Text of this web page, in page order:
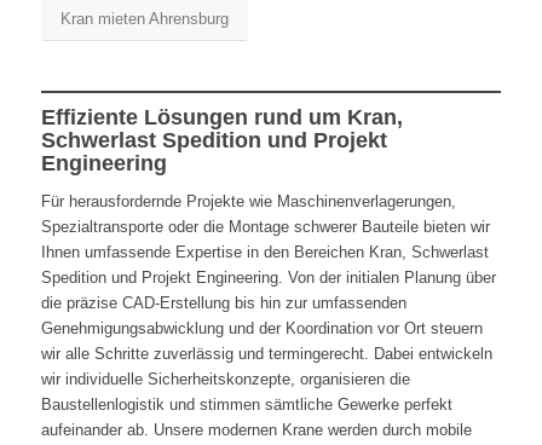
Kran mieten Ahrensburg
Effiziente Lösungen rund um Kran,
Schwerlast Spedition und Projekt
Engineering
Für herausfordernde Projekte wie Maschinenverlagerungen,
Spezialtransporte oder die Montage schwerer Bauteile bieten wir
Ihnen umfassende Expertise in den Bereichen Kran, Schwerlast
Spedition und Projekt Engineering. Von der initialen Planung über
die präzise CAD-Erstellung bis hin zur umfassenden
Genehmigungsabwicklung und der Koordination vor Ort steuern
wir alle Schritte zuverlässig und termingerecht. Dabei entwickeln
wir individuelle Sicherheitskonzepte, organisieren die
Baustellenlogistik und stimmen sämtliche Gewerke perfekt
aufeinander ab. Unsere modernen Krane werden durch mobile